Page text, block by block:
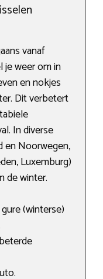
vanaf
weer om in
en nokjes
Dit verbetert
In diverse
en Noorwegen,
Luxemburg)
de winter.
(winterse)